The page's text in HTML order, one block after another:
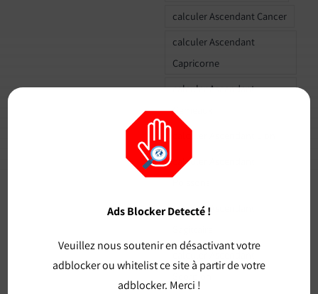
calculer Ascendant Cancer
calculer Ascendant
Capricorne
calculer Ascendant
Gémeaux
calculer Ascendant Lion
calculer Ascendant
Poissons
calculer Ascendant
calculer Ascendant
Scorpion
Ads Blocker Detecté !
Veuillez nous soutenir en désactivant votre
adblocker ou whitelist ce site à partir de votre
adblocker. Merci !